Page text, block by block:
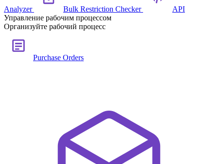
Analyzer Bulk Restriction Checker
API
Управление рабочим процессом
Организуйте рабочий процесс
Purchase Orders